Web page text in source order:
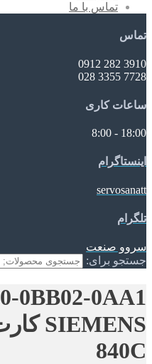
تماس با ما
تماس
3910 282 0912
7728 3355 028
ساعات کاری
18:00 - 8:00
اینستاگرام
servosanatt
تلگرام
سروو صنعت
جستجو برای:
0BB02-0AA1
840C